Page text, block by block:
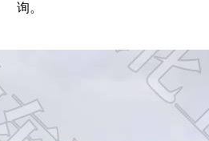
询。